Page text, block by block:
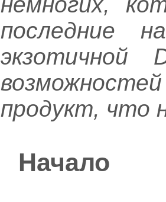
последние
продукт, что
Начало